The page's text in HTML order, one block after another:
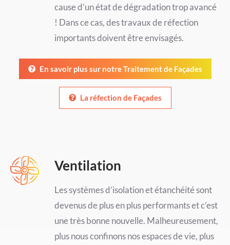
cause d’un état de dégradation trop avancé
! Dans ce cas, des travaux de réfection
importants doivent être envisagés.
En savoir plus sur notre Traitement de Façades
La réfection de Façades
Ventilation
Les systèmes d’isolation et étanchéité sont
devenus de plus en plus performants et c’est
une très bonne nouvelle. Malheureusement,
plus nous confinons nos espaces de vie, plus